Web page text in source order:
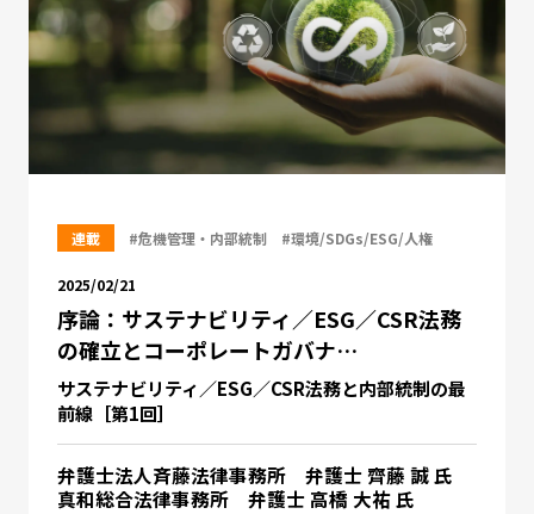
連載 #危機管理・内部統制 #環境/SDGs/ESG/人権
2025/02/21
序論：サステナビリティ／ESG／CSR法務
の確立とコーポレートガバナ…
サステナビリティ／ESG／CSR法務と内部統制の最
前線［第1回］
弁護士法人斉藤法律事務所 弁護士 齊藤 誠 氏
真和総合法律事務所 弁護士 高橋 大祐 氏